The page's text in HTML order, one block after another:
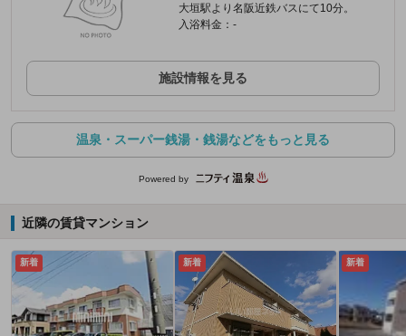
大垣駅より名阪近鉄バスにて10分。
入浴料金：-
施設情報を見る
温泉・スーパー銭湯・銭湯などをもっと見る
Powered by
近隣の賃貸マンション
新着 新着 新着